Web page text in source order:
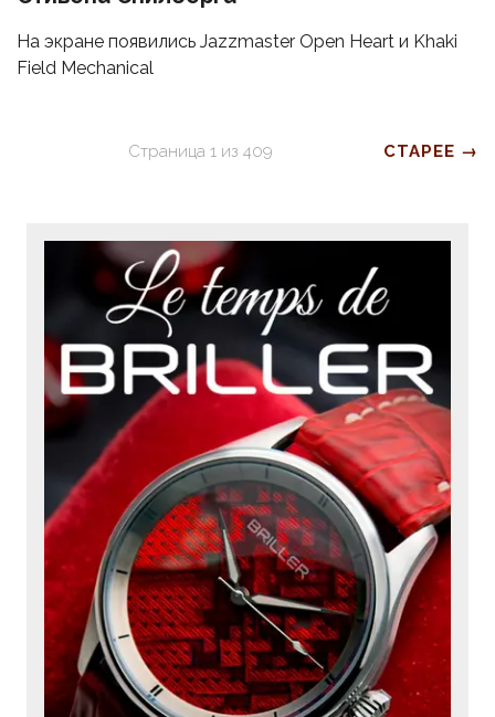
На экране появились Jazzmaster Open Heart и Khaki
Field Mechanical
Страница 1из 409 СТАРЕЕ →